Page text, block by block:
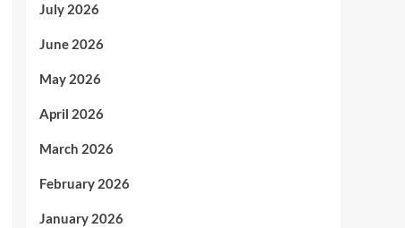
July 2026
June 2026
May 2026
April 2026
March 2026
February 2026
January 2026